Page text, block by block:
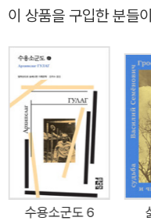
찐 자신이 직접 등장하는
죄수들의 이야기와 기억과
부와 제2부는 1967년에
사람들의 신변 보호를 위
발각되었다. 솔제니찐은 집
밀반출시켰고 그 원고들
사에서 출간되는 데 성공
에서 제7부까지는 1976
되어 3천만 부 이상 판매
음 소개되었고, 1988년 열
소군도>의 특별판을 소량
하지 않고 30년 만에 내용
있다. 이번 세계문학 시리
것이다. 즉 각종 오류들을
러시아어 표기법을 반영
<기관> 명칭을 정리하여
다. 특히 원서의 도판 50
들의 얼굴, 수용소 구내의
이 상품을 구입한 분들
수용소군도 6